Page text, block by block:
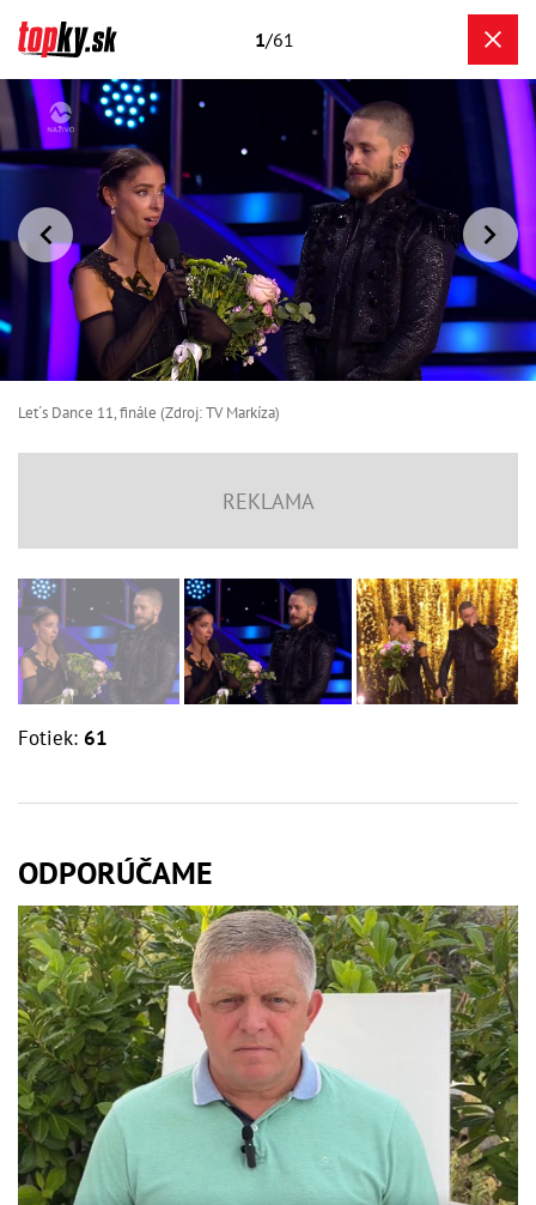
1/61
Let´s Dance 11, finále (Zdroj: TV Markíza)
Fotiek: 61
ODPORÚČAME